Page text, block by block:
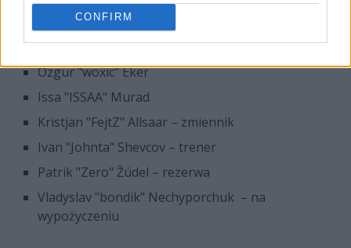
CONFIRM
Kirill "ANGE1" Karasiow
Bence "DeadFox" Böröcz
Özgür "woxic" Eker
Issa "ISSAA" Murad
Kristjan "FejtZ" Allsaar – zmiennik
Ivan "Johnta" Shevcov – trener
Patrik "Zero" Žúdel – rezerwa
Vladyslav "bondik" Nechyporchuk – na
wypożyczeniu